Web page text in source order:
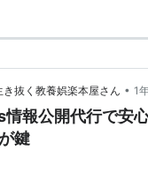
抜く教養娯楽本屋さん • 1
報公開代行で安
鍵